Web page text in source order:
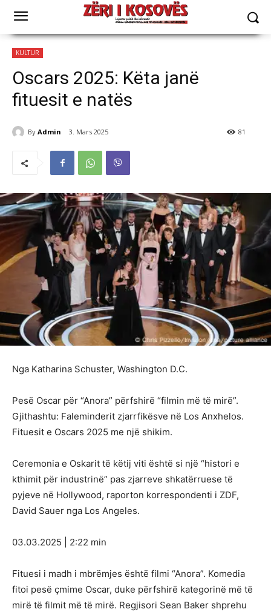
KULTUR
Oscars 2025: Këta janë
fituesit e natës
By Admin 3. Mars 2025 81
Nga Katharina Schuster, Washington D.C.
Pesë Oscar për “Anora” përfshirë “filmin më të mirë”.
Gjithashtu: Faleminderit zjarrfikësve në Los Anxhelos.
Fituesit e Oscars 2025 me një shikim.
Ceremonia e Oskarit të këtij viti është si një “histori e
kthimit për industrinë” pas zjarreve shkatërruese të
pyjeve në Hollywood, raporton korrespondenti i ZDF,
David Sauer nga Los Angeles.
03.03.2025 | 2:22 min
Fituesi i madh i mbrëmjes është filmi “Anora”. Komedia
fitoi pesë çmime Oscar, duke përfshirë kategorinë më të
mirë të filmit më të mirë. Regjisori Sean Baker shprehu